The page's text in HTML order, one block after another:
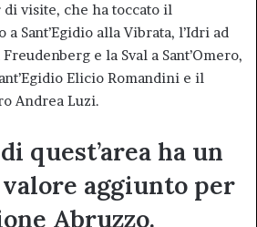
visite, che ha toccato il
Sant’Egidio alla Vibrata, l’Idri ad
e la Sval a Sant’Omero,
Elicio Romandini e il
Andrea Luzi.
quest’area ha un
aggiunto per
Abruzzo.